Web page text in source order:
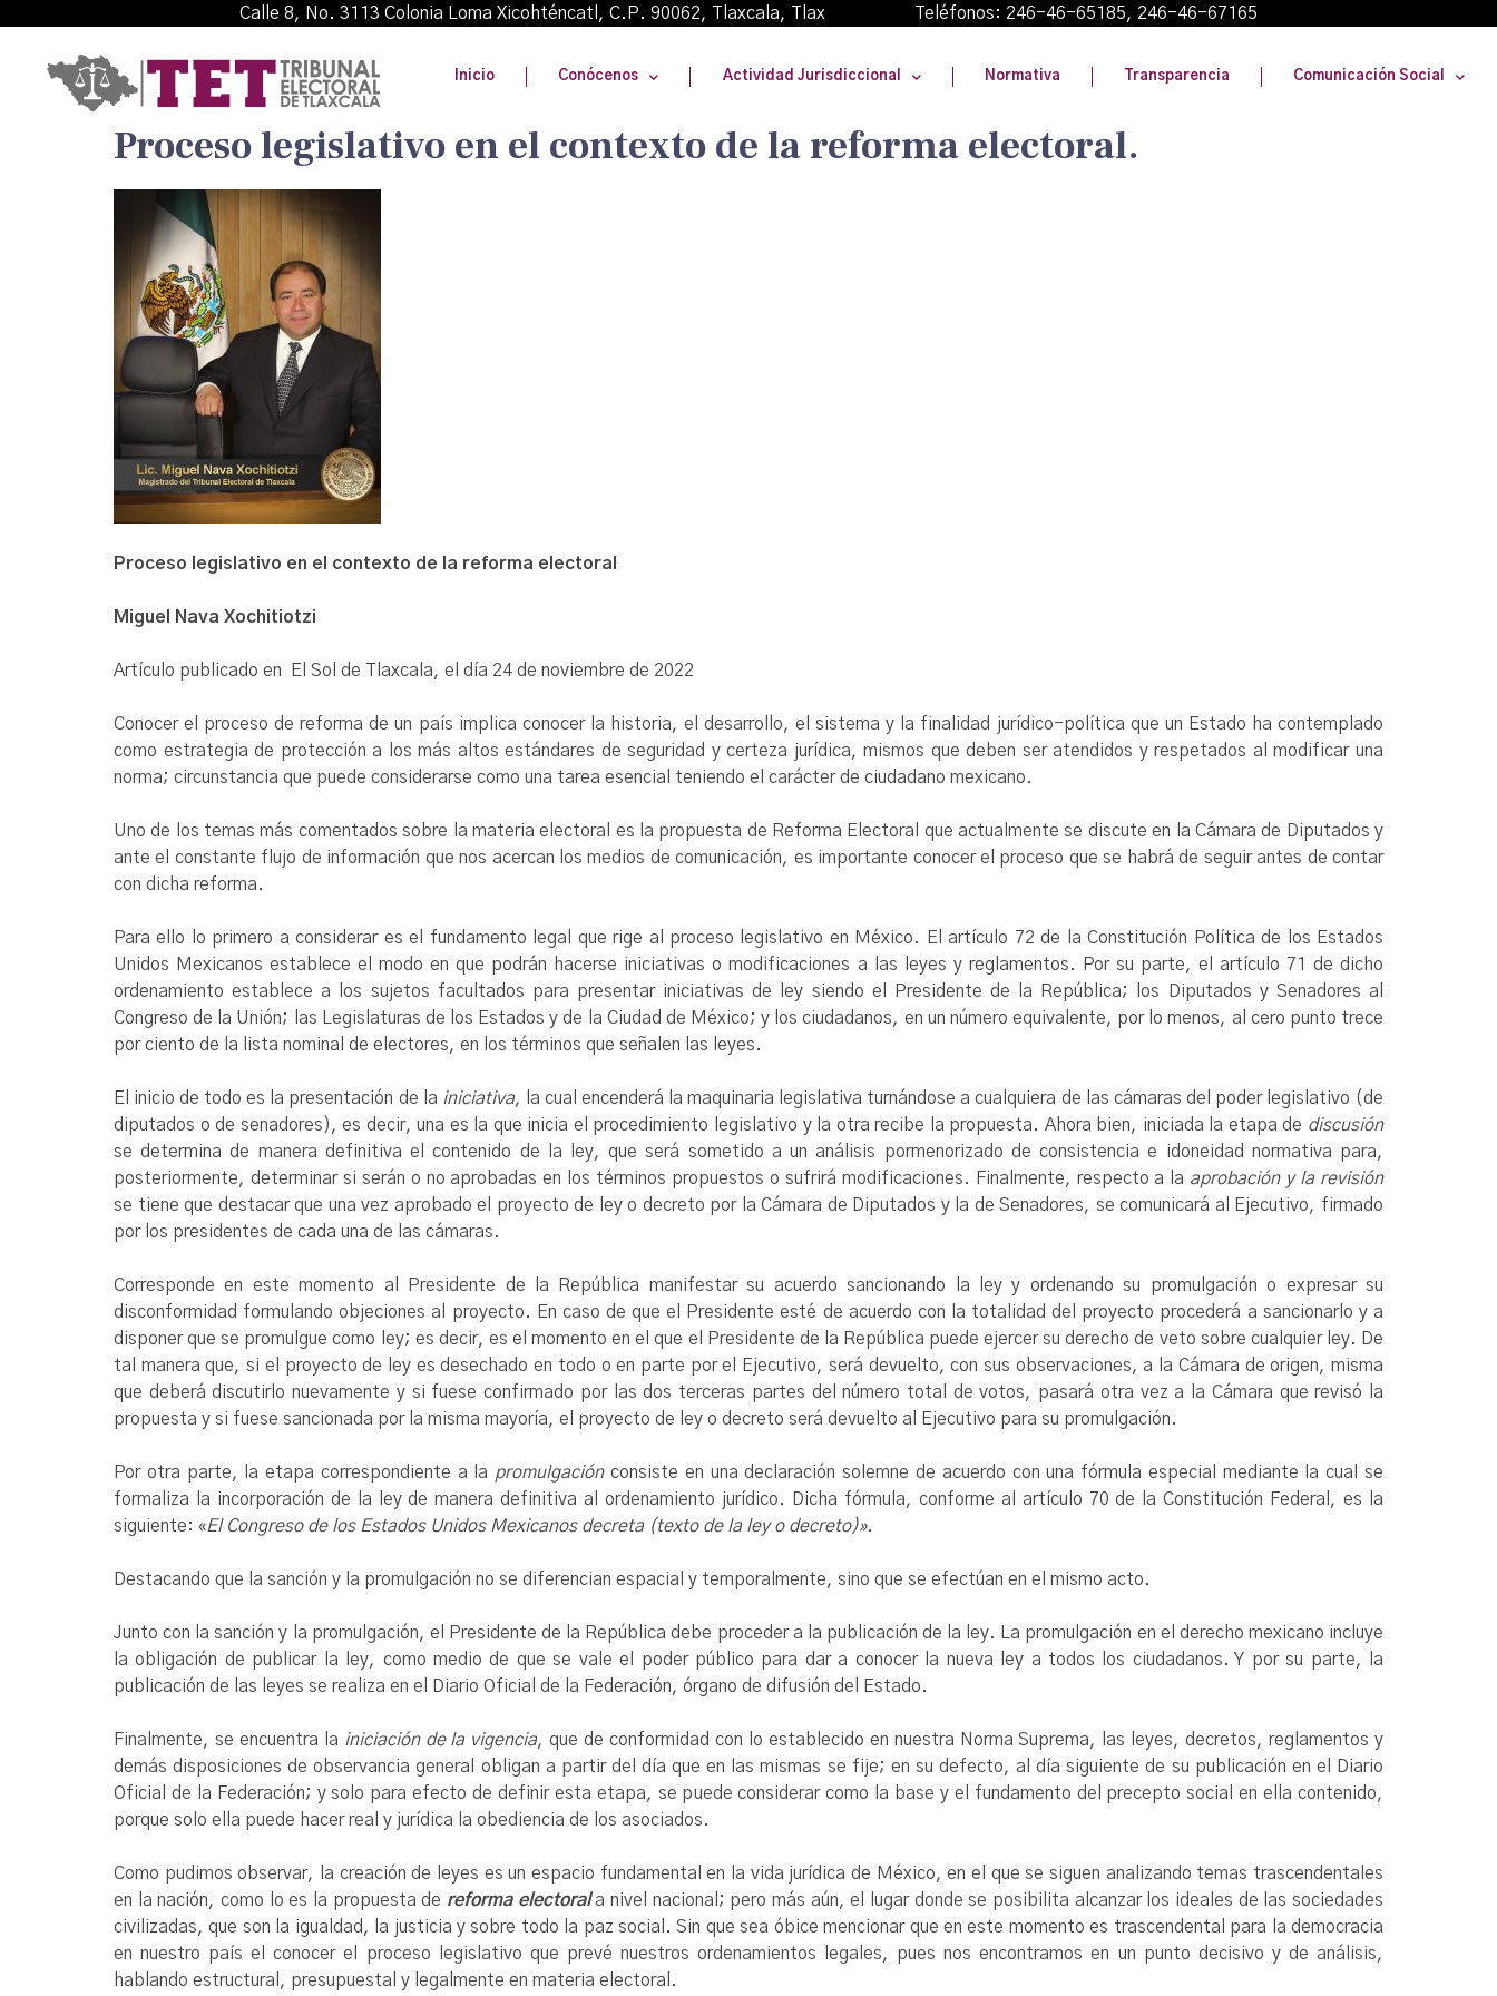
Calle 8, No. 3113 Colonia Loma Xicohténcatl, C.P. 90062, Tlaxcala, Tlax Teléfonos: 246-46-65185, 246-46-67165
Inicio Conócenos Actividad Jurisdiccional Normativa Transparencia Comunicación Social
Proceso legislativo en el contexto de la reforma electoral.
Proceso legislativo en el contexto de la reforma electoral
Miguel Nava Xochitiotzi
Artículo publicado en El Sol de Tlaxcala, el día 24 de noviembre de 2022
Conocer el proceso de reforma de un país implica conocer la historia, el desarrollo, el sistema y la finalidad jurídico-política que un Estado ha contemplado
como estrategia de protección a los más altos estándares de seguridad y certeza jurídica, mismos que deben ser atendidos y respetados al modificar una
norma; circunstancia que puede considerarse como una tarea esencial teniendo el carácter de ciudadano mexicano.
Uno de los temas más comentados sobre la materia electoral es la propuesta de Reforma Electoral que actualmente se discute en la Cámara de Diputados y
ante el constante flujo de información que nos acercan los medios de comunicación, es importante conocer el proceso que se habrá de seguir antes de contar
con dicha reforma.
Para ello lo primero a considerar es el fundamento legal que rige al proceso legislativo en México. El artículo 72 de la Constitución Política de los Estados
Unidos Mexicanos establece el modo en que podrán hacerse iniciativas o modificaciones a las leyes y reglamentos. Por su parte, el artículo 71 de dicho
ordenamiento establece a los sujetos facultados para presentar iniciativas de ley siendo el Presidente de la República; los Diputados y Senadores al
Congreso de la Unión; las Legislaturas de los Estados y de la Ciudad de México; y los ciudadanos, en un número equivalente, por lo menos, al cero punto trece
por ciento de la lista nominal de electores, en los términos que señalen las leyes.
El inicio de todo es la presentación de la iniciativa, la cual encenderá la maquinaria legislativa turnándose a cualquiera de las cámaras del poder legislativo (de
diputados o de senadores), es decir, una es la que inicia el procedimiento legislativo y la otra recibe la propuesta. Ahora bien, iniciada la etapa de discusión
se determina de manera definitiva el contenido de la ley, que será sometido a un análisis pormenorizado de consistencia e idoneidad normativa para,
posteriormente, determinar si serán o no aprobadas en los términos propuestos o sufrirá modificaciones. Finalmente, respecto a la aprobación y la revisión
se tiene que destacar que una vez aprobado el proyecto de ley o decreto por la Cámara de Diputados y la de Senadores, se comunicará al Ejecutivo, firmado
por los presidentes de cada una de las cámaras.
Corresponde en este momento al Presidente de la República manifestar su acuerdo sancionando la ley y ordenando su promulgación o expresar su
disconformidad formulando objeciones al proyecto. En caso de que el Presidente esté de acuerdo con la totalidad del proyecto procederá a sancionarlo y a
disponer que se promulgue como ley; es decir, es el momento en el que el Presidente de la República puede ejercer su derecho de veto sobre cualquier ley. De
tal manera que, si el proyecto de ley es desechado en todo o en parte por el Ejecutivo, será devuelto, con sus observaciones, a la Cámara de origen, misma
que deberá discutirlo nuevamente y si fuese confirmado por las dos terceras partes del número total de votos, pasará otra vez a la Cámara que revisó la
propuesta y si fuese sancionada por la misma mayoría, el proyecto de ley o decreto será devuelto al Ejecutivo para su promulgación.
Por otra parte, la etapa correspondiente a la promulgaciónconsiste en una declaración solemne de acuerdo con una fórmula especial mediante la cual se
formaliza la incorporación de la ley de manera definitiva al ordenamiento jurídico. Dicha fórmula, conforme al artículo 70 de la Constitución Federal, es la
siguiente: «El Congreso de los Estados Unidos Mexicanos decreta (texto de la ley o decreto)».
Destacando que la sanción y la promulgación no se diferencian espacial y temporalmente, sino que se efectúan en el mismo acto.
Junto con la sanción y la promulgación, el Presidente de la República debe proceder a la publicación de la ley. La promulgación en el derecho mexicano incluye
la obligación de publicar la ley, como medio de que se vale el poder público para dar a conocer la nueva ley a todos los ciudadanos. Y por su parte, la
publicación de las leyes se realiza en el Diario Oficial de la Federación, órgano de difusión del Estado.
Finalmente, se encuentra la iniciación de la vigencia, que de conformidad con lo establecido en nuestra Norma Suprema, las leyes, decretos, reglamentos y
demás disposiciones de observancia general obligan a partir del día que en las mismas se fije; en su defecto, al día siguiente de su publicación en el Diario
Oficial de la Federación; y solo para efecto de definir esta etapa, se puede considerar como la base y el fundamento del precepto social en ella contenido,
porque solo ella puede hacer real y jurídica la obediencia de los asociados.
Como pudimos observar, la creación de leyes es un espacio fundamental en la vida jurídica de México, en el que se siguen analizando temas trascendentales
en la nación, como lo es la propuesta de reforma electorala nivel nacional; pero más aún, el lugar donde se posibilita alcanzar los ideales de las sociedades
civilizadas, que son la igualdad, la justicia y sobre todo la paz social. Sin que sea óbice mencionar que en este momento es trascendental para la democracia
en nuestro país el conocer el proceso legislativo que prevé nuestros ordenamientos legales, pues nos encontramos en un punto decisivo y de análisis,
hablando estructural, presupuestal y legalmente en materia electoral.